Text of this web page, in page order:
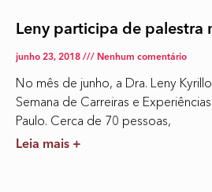
Leny participa de palestra
junho 23, 2018 Nenhum comentário
No mês de junho, a Dra. Leny
Semana de Carreiras e
Paulo. Cerca de 70 pessoas,
Leia mais +